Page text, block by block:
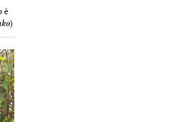
è
)